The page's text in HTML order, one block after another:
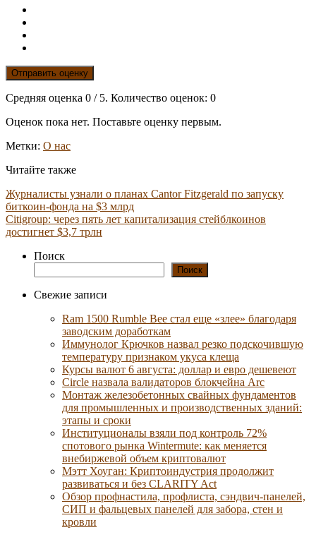
Отправить оценку
Средняя оценка 0 / 5. Количество оценок: 0
Оценок пока нет. Поставьте оценку первым.
Метки: О нас
Читайте также
Журналисты узнали о планах Cantor Fitzgerald по запуску
биткоин-фонда на $3 млрд
Citigroup: через пять лет капитализация стейблкоинов
достигнет $3,7 трлн
Поиск
Поиск
Свежие записи
Ram 1500 Rumble Bee стал еще «злее» благодаря
заводским доработкам
Иммунолог Крючков назвал резко подскочившую
температуру признаком укуса клеща
Курсы валют 6 августа: доллар и евро дешевеют
Circle назвала валидаторов блокчейна Arc
Монтаж железобетонных свайных фундаментов
для промышленных и производственных зданий:
этапы и сроки
Институционалы взяли под контроль 72%
спотового рынка Wintermute: как меняется
внебиржевой объем криптовалют
Мэтт Хоуган: Криптоиндустрия продолжит
развиваться и без CLARITY Act
Обзор профнастила, профлиста, сэндвич-панелей,
СИП и фальцевых панелей для забора, стен и
кровли